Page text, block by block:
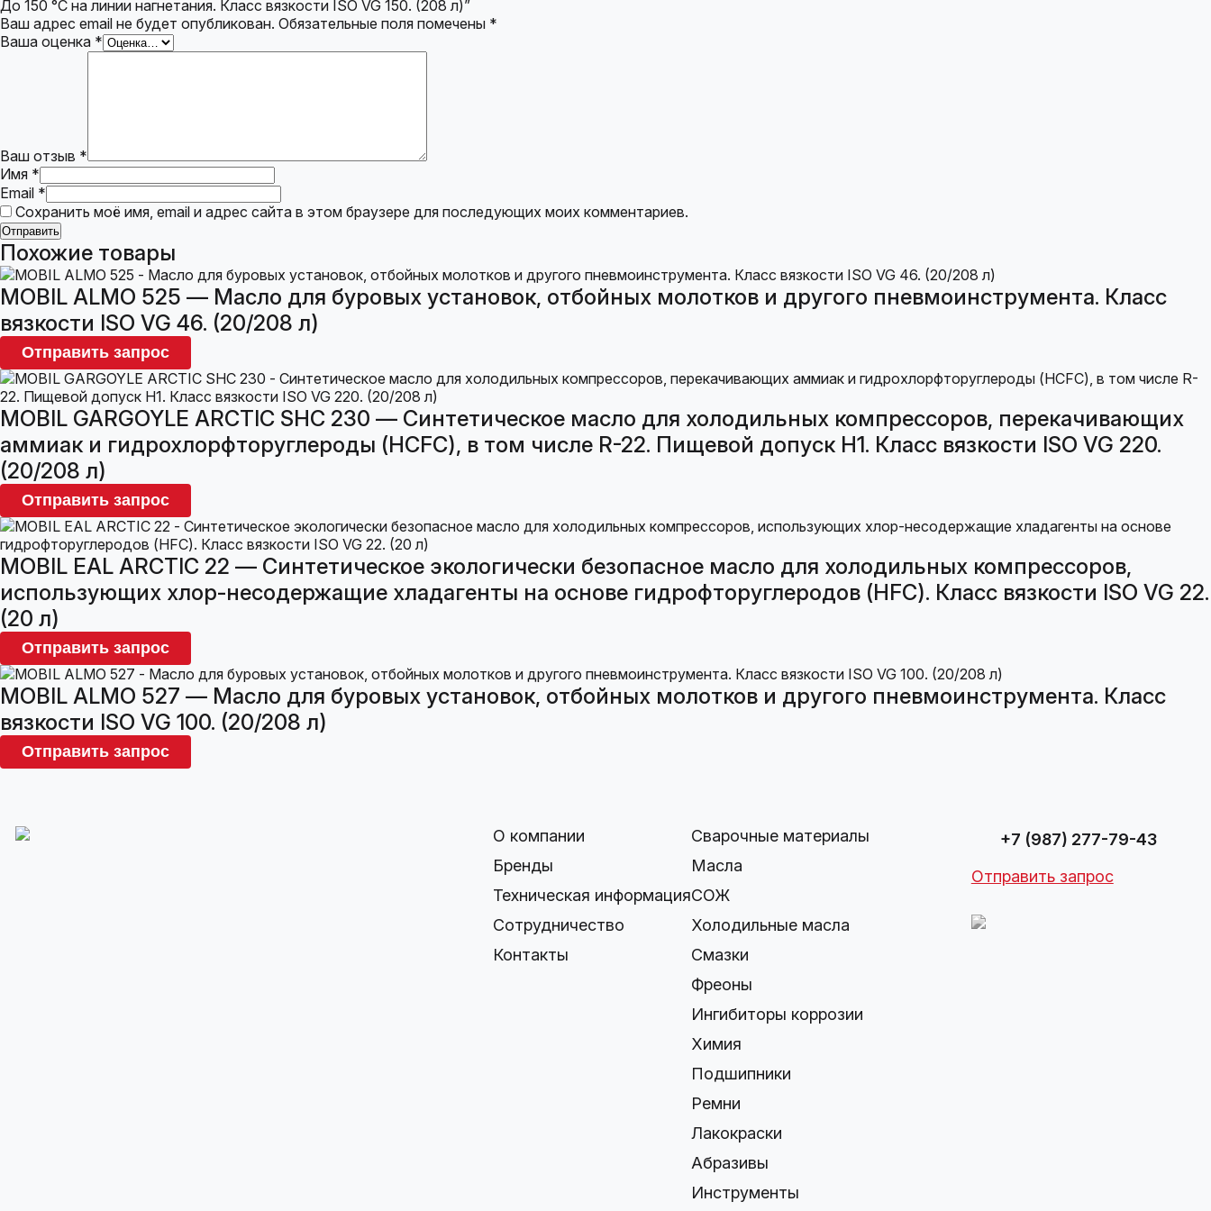
До 150 °С на линии нагнетания. Класс вязкости ISO VG 150. (208 л)”
Ваш адрес email не будет опубликован. Обязательные поля помечены *
Ваша оценка *
Ваш отзыв *
Имя *
Email *
Сохранить моё имя, email и адрес сайта в этом браузере для последующих моих комментариев.
Похожие товары
MOBIL ALMO 525 — Масло для буровых установок, отбойных молотков и другого пневмоинструмента. Класс
вязкости ISO VG 46. (20/208 л)
Отправить запрос
MOBIL GARGOYLE ARCTIC SHC 230 — Синтетическое масло для холодильных компрессоров, перекачивающих
аммиак и гидрохлорфторуглероды (HCFC), в том числе R-22. Пищевой допуск H1. Класс вязкости ISO VG 220.
(20/208 л)
Отправить запрос
MOBIL EAL ARCTIC 22 — Синтетическое экологически безопасное масло для холодильных компрессоров,
использующих хлор-несодержащие хладагенты на основе гидрофторуглеродов (HFC). Класс вязкости ISO VG 22.
(20 л)
Отправить запрос
MOBIL ALMO 527 — Масло для буровых установок, отбойных молотков и другого пневмоинструмента. Класс
вязкости ISO VG 100. (20/208 л)
Отправить запрос
О компании
Бренды
Техническая информация
Сотрудничество
Контакты
Сварочные материалы
Масла
СОЖ
Холодильные масла
Смазки
Фреоны
Ингибиторы коррозии
Химия
Подшипники
Ремни
Лакокраски
Абразивы
Инструменты
+7 (987) 277-79-43
Отправить запрос